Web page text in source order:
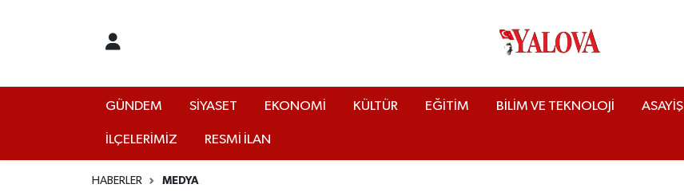
GÜNDEM SİYASET EKONOMİ KÜLTÜR EĞİTİM BİLİM VE TEKNOLOJİ ASAYİŞ
İLÇELERİMİZ RESMİ İLAN
HABERLER MEDYA
EKONOMİ
KÜLTÜR
Yalova Hava Durumu
Yalova Namaz Vakitleri
Yalova Trafik Yoğunluk Haritası